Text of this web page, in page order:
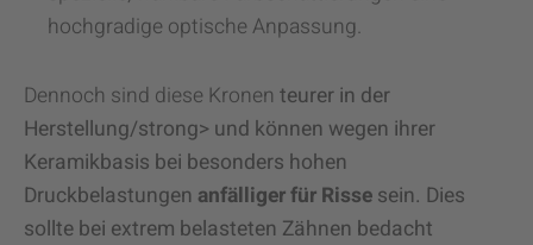
hochgradige optische Anpassung.
Dennoch sind diese Kronen teurer in der
Herstellung/strong> und können wegen ihrer
Keramikbasis bei besonders hohen
Druckbelastungen anfälliger für Rissesein. Dies
sollte bei extrem belasteten Zähnen bedacht